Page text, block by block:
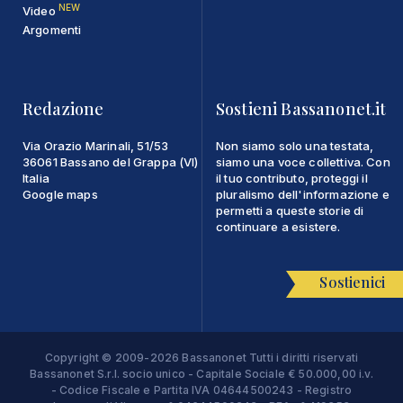
Video NEW
Argomenti
Redazione
Via Orazio Marinali, 51/53
36061 Bassano del Grappa (VI)
Italia
Google maps
Sostieni Bassanonet.it
Non siamo solo una testata,
siamo una voce collettiva. Con
il tuo contributo, proteggi il
pluralismo dell'informazione e
permetti a queste storie di
continuare a esistere.
Sostienici
Copyright © 2009-2026 Bassanonet Tutti i diritti riservati
Bassanonet S.r.l. socio unico - Capitale Sociale € 50.000,00 i.v.
- Codice Fiscale e Partita IVA 04644500243 - Registro